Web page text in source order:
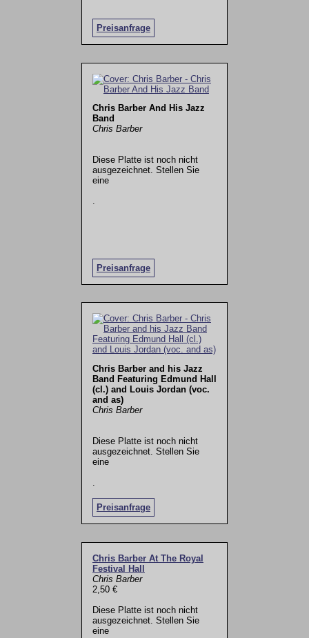
Preisanfrage
Chris Barber And His Jazz
Band
Chris Barber
Diese Platte ist noch nicht
ausgezeichnet. Stellen Sie
eine
Preisanfrage
.
Chris Barber and his Jazz
Band Featuring Edmund Hall
(cl.) and Louis Jordan (voc.
and as)
Chris Barber
Diese Platte ist noch nicht
ausgezeichnet. Stellen Sie
eine
Preisanfrage
.
Chris Barber At The Royal
Festival Hall
Chris Barber
2,50 €
Diese Platte ist noch nicht
ausgezeichnet. Stellen Sie
eine